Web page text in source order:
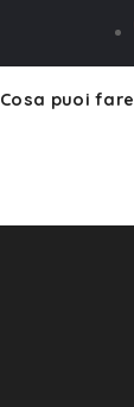
Cosa puoi fare